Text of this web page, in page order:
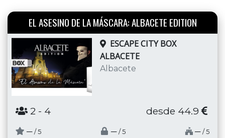
EL ASESINO DE LA MÁSCARA: ALBACETE EDITION
ESCAPE CITY BOX
ALBACETE
Albacete
2 - 4 desde 44.9
─ / 5 ─ / 5 ─ / 5